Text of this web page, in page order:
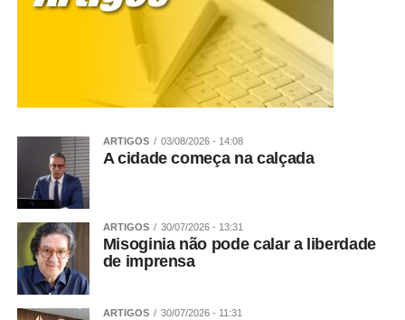
ARTIGOS 03/08/2026 - 14:08
A cidade começa na calçada
ARTIGOS 30/07/2026 - 13:31
Misoginia não pode calar a liberdade
de imprensa
ARTIGOS 30/07/2026 - 11:31